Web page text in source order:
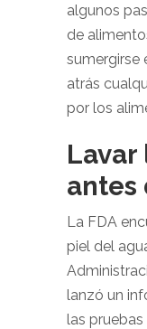
algunos
de
sumergirse
atrás
por los
Lavar
antes
La FDA
piel del
lanzó un
las pruebas